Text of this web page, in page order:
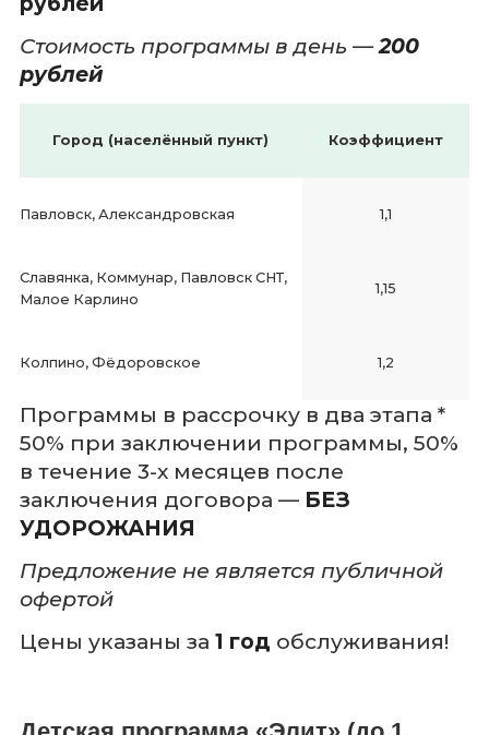
Стоимость программы в день —200
рублей
Город (населённый пункт) Коэффициент
Павловск, Александровская 1,1
Славянка, Коммунар, Павловск СНТ,
Малое Карлино
1,15
Колпино, Фёдоровское 1,2
Программы в рассрочку в два этапа *
50% при заключении программы, 50%
в течение 3-х месяцев после
заключения договора — БЕЗ
УДОРОЖАНИЯ
Предложение не является публичной
офертой
Цены указаны за 1 год обслуживания!